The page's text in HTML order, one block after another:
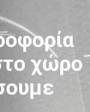
χώρο